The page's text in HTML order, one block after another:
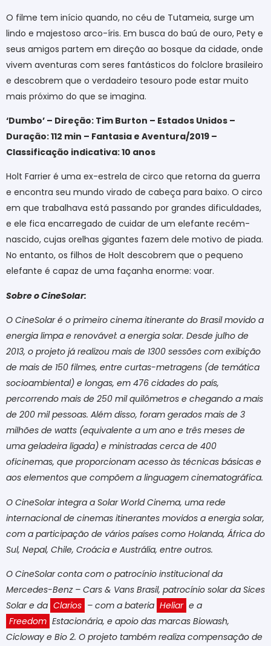
O filme tem início quando, no céu de Tutameia, surge um
lindo e majestoso arco-íris. Em busca do baú de ouro, Pety e
seus amigos partem em direção ao bosque da cidade, onde
vivem aventuras com seres fantásticos do folclore brasileiro
e descobrem que o verdadeiro tesouro pode estar muito
mais próximo do que se imagina.
‘Dumbo’ – Direção: Tim Burton – Estados Unidos –
Duração: 112 min – Fantasia e Aventura/2019 –
Classificação indicativa: 10 anos
Holt Farrier é uma ex-estrela de circo que retorna da guerra
e encontra seu mundo virado de cabeça para baixo. O circo
em que trabalhava está passando por grandes dificuldades,
e ele fica encarregado de cuidar de um elefante recém-
nascido, cujas orelhas gigantes fazem dele motivo de piada.
No entanto, os filhos de Holt descobrem que o pequeno
elefante é capaz de uma façanha enorme: voar.
Sobre o CineSolar:
O CineSolar é o primeiro cinema itinerante do Brasil movido a
energia limpa e renovável: a energia solar. Desde julho de
2013, o projeto já realizou mais de 1300 sessões com exibição
de mais de 150 filmes, entre curtas-metragens (de temática
socioambiental) e longas, em 476 cidades do país,
percorrendo mais de 250 mil quilômetros e chegando a mais
de 200 mil pessoas. Além disso, foram gerados mais de 3
milhões de watts (equivalente a um ano e três meses de
uma geladeira ligada) e ministradas cerca de 400
oficinemas, que proporcionam acesso às técnicas básicas e
aos elementos que compõem a linguagem cinematográfica.
O CineSolar integra a Solar World Cinema, uma rede
internacional de cinemas itinerantes movidos a energia solar,
com a participação de vários países como Holanda, África do
Sul, Nepal, Chile, Croácia e Austrália, entre outros.
O CineSolar conta com o patrocínio institucional da
Mercedes-Benz – Cars & Vans Brasil, patrocínio solar da Sices
Solar e da Clarios – com a bateria Heliar e a
Freedom Estacionária, e apoio das marcas Biowash,
Cicloway e Bio 2. O projeto também realiza compensação de